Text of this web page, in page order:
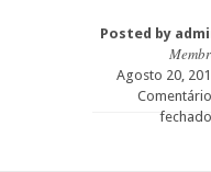
Posted by
Agosto 20,